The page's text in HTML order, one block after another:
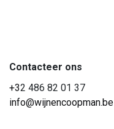
Contacteer ons
+32 486 82 01 37
info@wijnencoopman.be